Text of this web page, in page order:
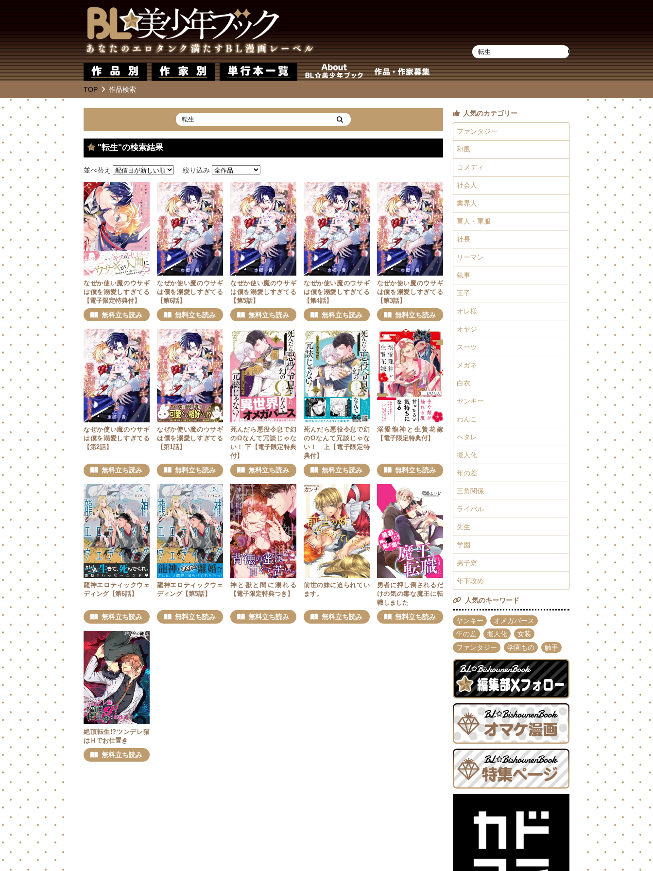
TOP 作品検索
"転生"の検索結果
並べ替え 絞り込み
なぜか使い魔のウサギ
は僕を溺愛しすぎてる
【電子限定特典付】
無料立ち読み
なぜか使い魔のウサギ
は僕を溺愛しすぎてる
【第6話】
無料立ち読み
なぜか使い魔のウサギ
は僕を溺愛しすぎてる
【第5話】
無料立ち読み
なぜか使い魔のウサギ
は僕を溺愛しすぎてる
【第4話】
無料立ち読み
なぜか使い魔のウサギ
は僕を溺愛しすぎてる
【第3話】
無料立ち読み
なぜか使い魔のウサギ
は僕を溺愛しすぎてる
【第2話】
無料立ち読み
なぜか使い魔のウサギ
は僕を溺愛しすぎてる
【第1話】
無料立ち読み
死んだら悪役令息で幻
のΩなんて冗談じゃな
い！ 下【電子限定特典
付】
無料立ち読み
死んだら悪役令息で幻
のΩなんて冗談じゃな
い！ 上【電子限定特
典付】
無料立ち読み
溺愛龍神と生贄花嫁
【電子限定特典付】
無料立ち読み
龍神エロティックウェ
ディング【第6話】
無料立ち読み
龍神エロティックウェ
ディング【第5話】
無料立ち読み
神と獣と闇に溺れる
【電子限定特典つき】
無料立ち読み
前世の妹に迫られてい
ます。
無料立ち読み
勇者に押し倒されるだ
けの気の毒な魔王に転
職しました
無料立ち読み
絶頂転生!?ツンデレ猫
はＨでお仕置き
無料立ち読み
人気のカテゴリー
ファンタジー
和風
コメディ
社会人
業界人
軍人・軍服
社長
リーマン
執事
王子
オレ様
オヤジ
スーツ
メガネ
白衣
ヤンキー
わんこ
ヘタレ
擬人化
年の差
三角関係
ライバル
先生
学園
男子寮
年下攻め
人気のキーワード
ヤンキー
オメガバース
年の差
擬人化
女装
ファンタジー
学園もの 触手